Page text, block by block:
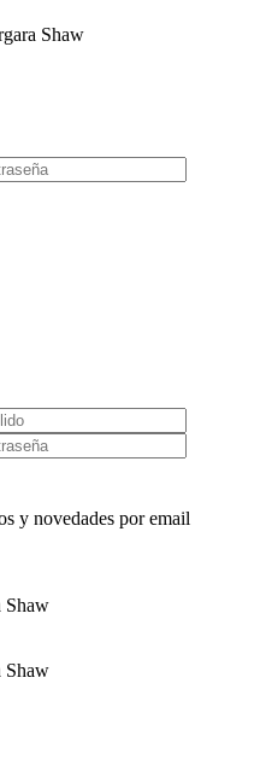
y novedades por email